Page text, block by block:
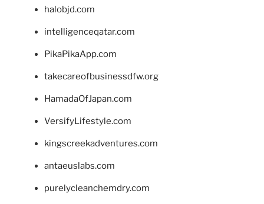
halobjd.com
intelligenceqatar.com
PikaPikaApp.com
takecareofbusinessdfw.org
HamadaOfJapan.com
VersifyLifestyle.com
kingscreekadventures.com
antaeuslabs.com
purelycleanchemdry.com